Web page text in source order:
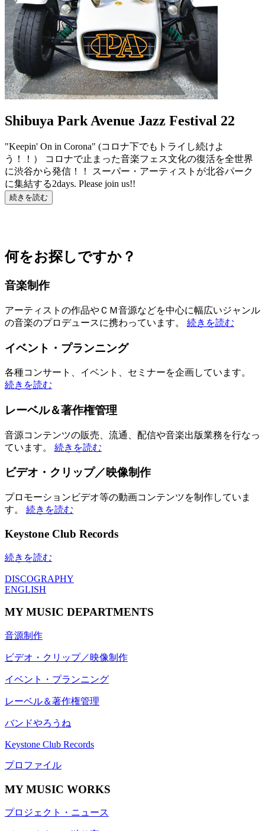
Shibuya Park Avenue Jazz Festival 22
"Keepin' On in Corona" (コロナ下でもトライし続けよ
う！！） コロナで止まった音楽フェス文化の復活を全世界
に渋谷から発信！！ スーパー・アーティストが北谷パーク
に集結する2days. Please join us!!
続きを読む
何をお探しですか？
音楽制作
アーティストの作品やＣＭ音源などを中心に幅広いジャンル
の音楽のプロデュースに携わっています。 続きを読む
イベント・プランニング
各種コンサート、イベント、セミナーを企画しています。
続きを読む
レーベル＆著作権管理
音源コンテンツの販売、流通、配信や音楽出版業務を行なっ
ています。 続きを読む
ビデオ・クリップ／映像制作
プロモーションビデオ等の動画コンテンツを制作していま
す。 続きを読む
Keystone Club Records
続きを読む
DISCOGRAPHY
ENGLISH
MY MUSIC DEPARTMENTS
音源制作
ビデオ・クリップ／映像制作
イベント・プランニング
レーベル＆著作権管理
バンドやろうね
Keystone Club Records
プロファイル
MY MUSIC WORKS
プロジェクト・ニュース